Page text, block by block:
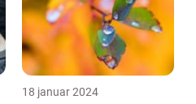
18 januar 2024